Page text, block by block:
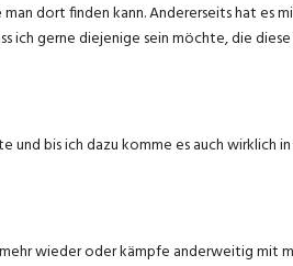
dort finden kann. Andererseits hat es
gerne diejenige sein möchte, die
bis ich dazu komme es auch wirklich
wieder oder kämpfe anderweitig mit